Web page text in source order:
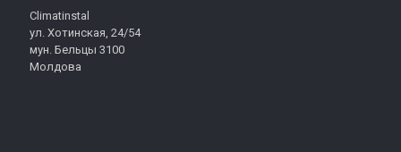
Climatinstal
ул. Хотинская, 24/54
мун. Бельцы 3100
Молдова